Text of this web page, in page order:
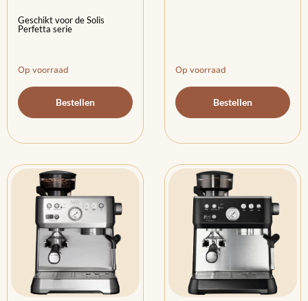
Geschikt voor de Solis
Perfetta serie
Op voorraad
Bestellen
Op voorraad
Bestellen